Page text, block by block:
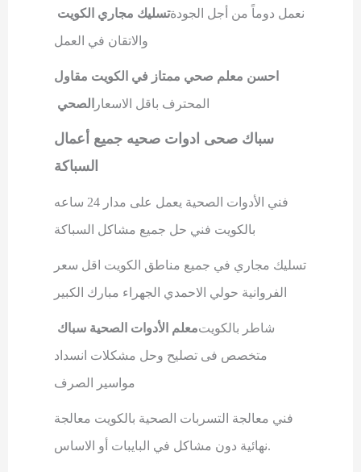
تسليك مجاري الكويتنعمل دوماً من أجل الجودة
والاتقان في العمل
احسن معلم صحي ممتاز في الكويت مقاول
الصحي المحترف باقل الاسعار
سباك صحى ادوات صحيه جميع أعمال
السباكة
فني الأدوات الصحية يعمل على مدار 24 ساعه
بالكويت فني حل جميع مشاكل السباكة
تسليك مجاري في جميع مناطق الكويت اقل سعر
الفروانية حولي الاحمدي الجهراء مبارك الكبير
معلم الأدوات الصحية سباكشاطر بالكويت
متخصص فى تصليح وحل مشكلات انسداد
مواسير الصرف
فني معالجة التسربات الصحية بالكويت معالجة
نهائية دون مشاكل في البايبات أو الاساس.